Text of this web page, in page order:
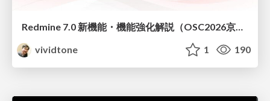
Redmine 7.0 新機能・機能強化解説（OSC2026京都ダイジェスト版）
vividtone
1 190